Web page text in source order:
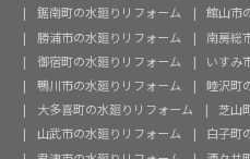
鋸南町の水廻りリフォーム
館山市
勝浦市の水廻りリフォーム
南房総
御宿町の水廻りリフォーム
いすみ
鴨川市の水廻りリフォーム
睦沢町
大多喜町の水廻りリフォーム
芝山
山武市の水廻りリフォーム
白子町